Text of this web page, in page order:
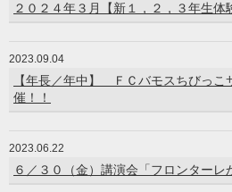
２０２４年３月【新１，２，３年生体
2023.09.04
【年長／年中】 ＦＣバモスちびっこ
催！！
2023.06.22
６／３０（金）講演会「フロンター